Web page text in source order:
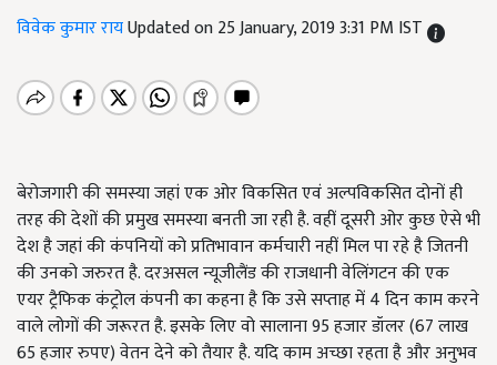
विवेक कुमार रायUpdated on 25 January, 2019 3:31 PM IST
बेरोजगारी की समस्या जहां एक ओर विकसित एवं अल्पविकसित दोनों ही
तरह की देशों की प्रमुख समस्या बनती जा रही है. वहीं दूसरी ओर कुछ ऐसे भी
देश है जहां की कंपनियों को प्रतिभावान कर्मचारी नहीं मिल पा रहे है जितनी
की उनको जरुरत है. दरअसल न्यूजीलैंड की राजधानी वेलिंगटन की एक
एयर ट्रैफिक कंट्रोल कंपनी का कहना है कि उसे सप्ताह में 4 दिन काम करने
वाले लोगों की जरूरत है. इसके लिए वो सालाना 95 हजार डॉलर (67 लाख
65 हजार रुपए) वेतन देने को तैयार है. यदि काम अच्छा रहता है और अनुभव